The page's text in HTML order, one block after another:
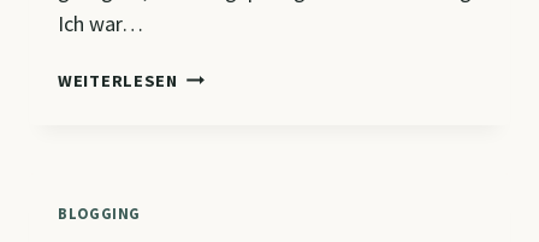
Ich war…
WEITERLESEN EIN
BLOGGING